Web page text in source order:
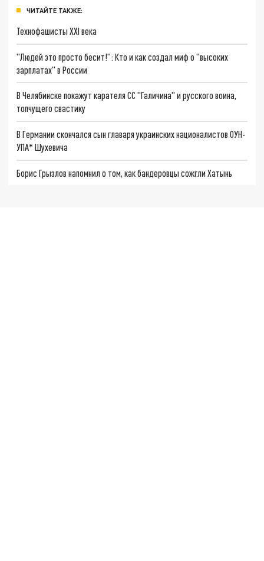
ЧИТАЙТЕ ТАКЖЕ:
Технофашисты XXI века
"Людей это просто бесит!": Кто и как создал миф о "высоких
зарплатах" в России
В Челябинске покажут карателя СС "Галичина" и русского воина,
топчущего свастику
В Германии скончался сын главаря украинских националистов ОУН-
УПА* Шухевича
Борис Грызлов напомнил о том, как бандеровцы сожгли Хатынь